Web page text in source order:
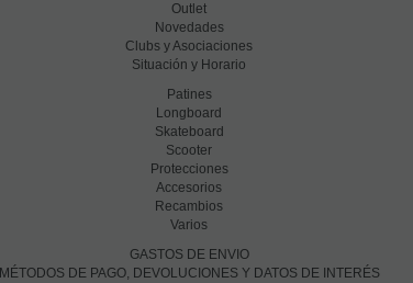
Outlet
Novedades
Clubs y Asociaciones
Situación y Horario
Patines
Longboard
Skateboard
Scooter
Protecciones
Accesorios
Recambios
Varios
GASTOS DE ENVIO
MÉTODOS DE PAGO, DEVOLUCIONES Y DATOS DE INTERÉS